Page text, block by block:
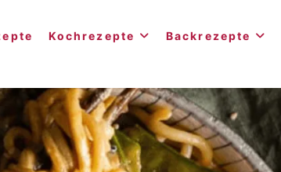
Kochrezepte Backrezepte